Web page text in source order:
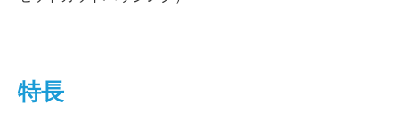
特長